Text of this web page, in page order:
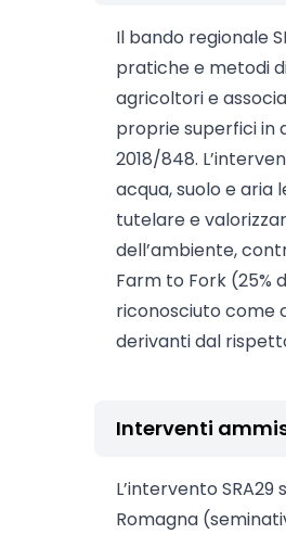
Il bando regionale
pratiche e metodi
agricoltori e
proprie superfici in
2018/848.
acqua, suolo e aria
tutelare e
dell’ambiente,
Farm to Fork (25%
riconosciuto come
derivanti dal
Interventi
L’intervento
Romagna